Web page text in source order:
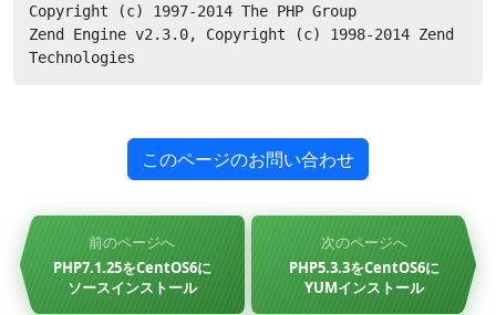
Copyright (c) 1997-2014 The PHP Group
Zend Engine v2.3.0, Copyright (c) 1998-2014 Zend
Technologies
このページのお問い合わせ
前のページへ
PHP7.1.25をCentOS6に
ソースインストール
次のページへ
PHP5.3.3をCentOS6に
YUMインストール